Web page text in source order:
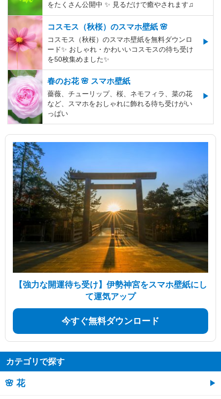
をたくさん公開中 ✨ 見るだけで癒やされます♫
コスモス（秋桜）のスマホ壁紙 🌸
コスモス（秋桜）のスマホ壁紙を無料ダウンロ
ード✨️ おしゃれ・かわいいコスモスの待ち受け
を50枚集めました✨️
春のお花 🌸 スマホ壁紙
薔薇、チューリップ、桜、ネモフィラ、菜の花
など、スマホをおしゃれに飾れる待ち受けがい
っぱい
【強力な開運待ち受け】伊勢神宮をスマホ壁紙にし
て運気アップ
今すぐ無料ダウンロード
カテゴリで探す
🌸 花